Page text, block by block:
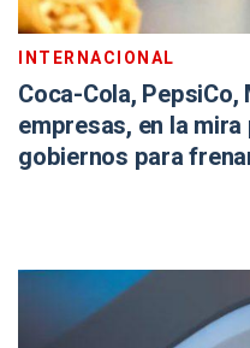
INTERNACIONAL
Coca-Cola,
empresas, en la
gobiernos para